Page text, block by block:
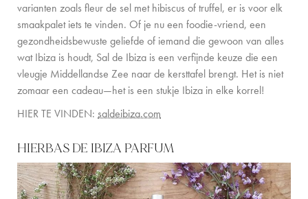
varianten zoals fleur de sel met hibiscus of truffel, er is voor elk
smaakpalet iets te vinden. Of je nu een foodie-vriend, een
gezondheidsbewuste geliefde of iemand die gewoon van alles
wat Ibiza is houdt, Sal de Ibiza is een verfijnde keuze die een
vleugje Middellandse Zee naar de kersttafel brengt. Het is niet
zomaar een cadeau—het is een stukje Ibiza in elke korrel!
HIER TE VINDEN: saldeibiza.com
HIERBAS DE IBIZA PARFUM